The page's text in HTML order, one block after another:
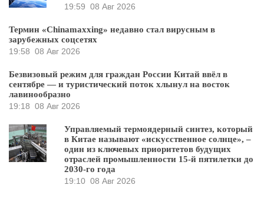
19:59 08 Авг 2026
Термин «Chinamaxxing» недавно стал вирусным в
зарубежных соцсетях
19:58 08 Авг 2026
Безвизовый режим для граждан России Китай ввёл в
сентябре — и туристический поток хлынул на восток
лавинообразно
19:18 08 Авг 2026
Управляемый термоядерный синтез, который
в Китае называют «искусственное солнце», –
один из ключевых приоритетов будущих
отраслей промышленности 15-й пятилетки до
2030-го года
19:10 08 Авг 2026